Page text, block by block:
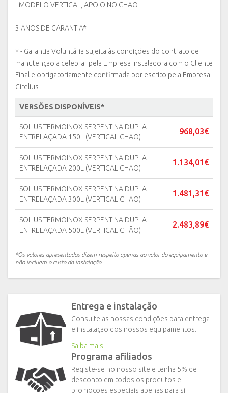
- MODELO VERTICAL, APOIO NO CHÃO
3 ANOS DE GARANTIA*
* - Garantia Voluntária sujeita às condições do contrato de
manutenção a celebrar pela Empresa Instaladora com o Cliente
Final e obrigatoriamente confirmada por escrito pela Empresa
Cirelius
VERSÕES DISPONÍVEIS*
SOLIUS TERMOINOX SERPENTINA DUPLA
ENTRELAÇADA 150L (VERTICAL CHÃO)
968,03€
SOLIUS TERMOINOX SERPENTINA DUPLA
ENTRELAÇADA 200L (VERTICAL CHÃO)
1.134,01€
SOLIUS TERMOINOX SERPENTINA DUPLA
ENTRELAÇADA 300L (VERTICAL CHÃO)
1.481,31€
SOLIUS TERMOINOX SERPENTINA DUPLA
ENTRELAÇADA 500L (VERTICAL CHÃO)
2.483,89€
*Os valores apresentados dizem respeito apenas ao valor do equipamento e
não incluem o custo da instalação.
Entrega e instalação
Consulte as nossas condições para entrega
e instalação dos nossos equipamentos.
Saiba mais
Programa afiliados
Registe-se no nosso site e tenha 5% de
desconto em todos os produtos e
promoções especiais apenas para si.